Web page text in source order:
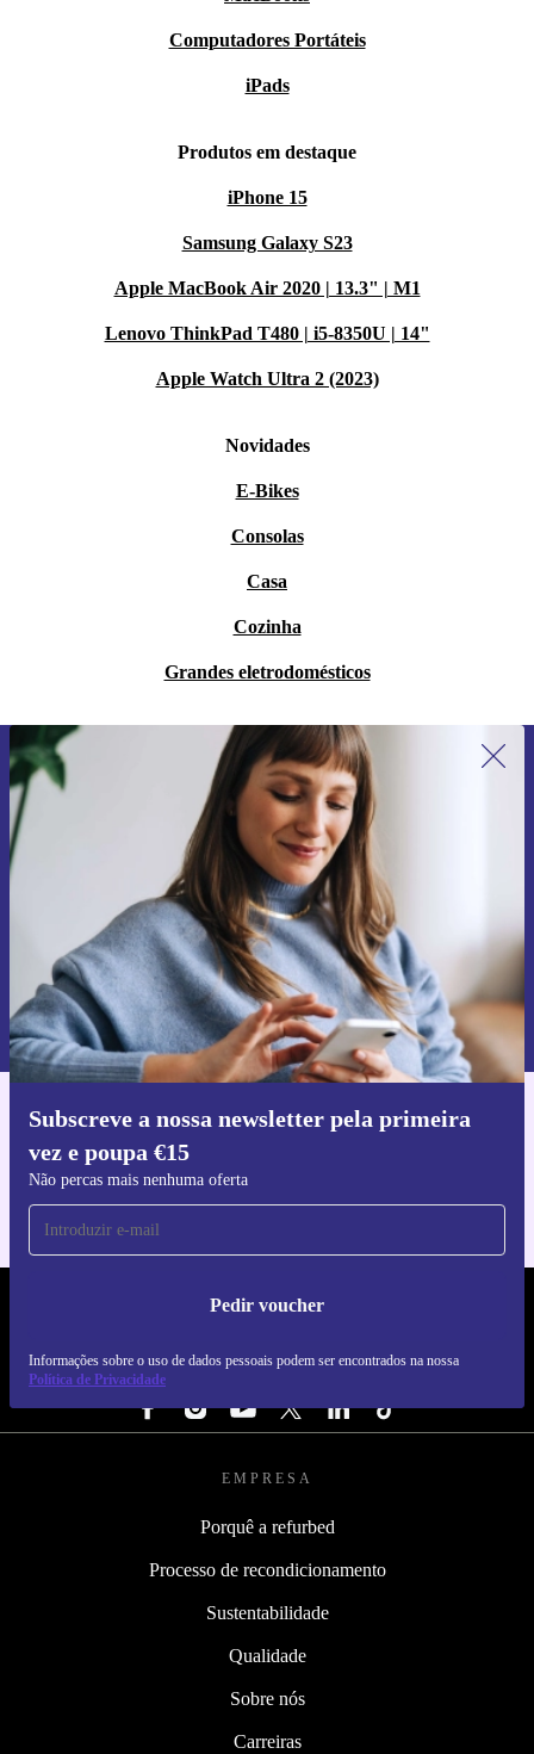
Computadores Portáteis
iPads
Produtos em destaque
iPhone 15
Samsung Galaxy S23
Apple MacBook Air 2020 | 13.3" | M1
Lenovo ThinkPad T480 | i5-8350U | 14"
Apple Watch Ultra 2 (2023)
Novidades
E-Bikes
Consolas
Casa
Cozinha
Grandes eletrodomésticos
Subscreve a nossa newsletter pela primeira
vez e poupa €15
Não percas mais nenhuma oferta
Pedir voucher
Informações sobre o uso de dados pessoais podem ser encontrados na nossa
Política de Privacidade
Subscreve a nossa newsletter pela
primeira vez e poupa 15€!
Não percas mais nenhuma oferta.
Pedir voucher
Informações sobre o uso de dados pessoais podem ser encontrados na
nossa
Política de Privacidade.
Faz o download da app refurbed
Para iOS e Android
REFURBED PORTUGAL - RETHINK NEW.
SEGUE-NOS
EMPRESA
Porquê a refurbed
Processo de recondicionamento
Sustentabilidade
Qualidade
Sobre nós
Carreiras